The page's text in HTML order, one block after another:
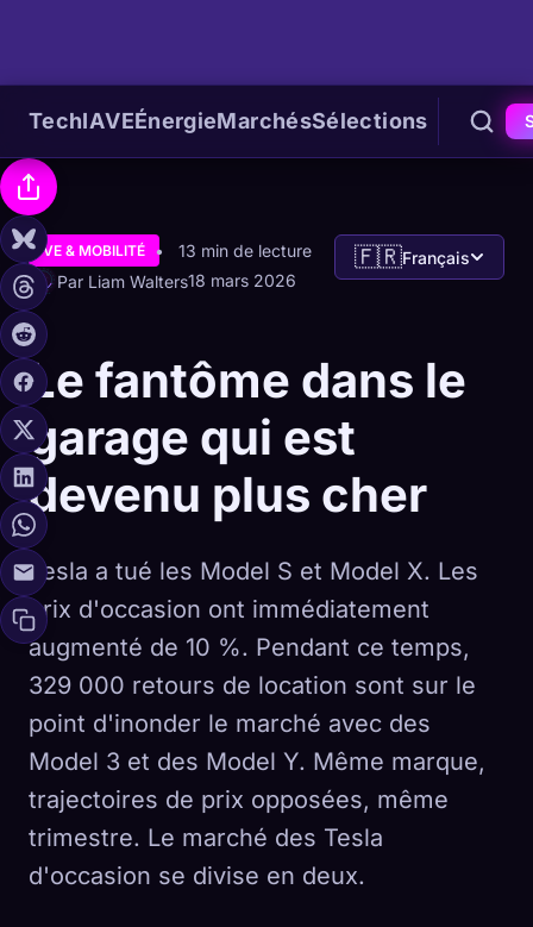
TechIAVEÉnergieMarchésSélections
VE & MOBILITÉ
13 min de lecture
Par Liam Walters18 mars 2026
🇫🇷Français
Le fantôme dans le
garage qui est
devenu plus cher
Tesla a tué les Model S et Model X. Les
prix d'occasion ont immédiatement
augmenté de 10 %. Pendant ce temps,
329 000 retours de location sont sur le
point d'inonder le marché avec des
Model 3 et des Model Y. Même marque,
trajectoires de prix opposées, même
trimestre. Le marché des Tesla
d'occasion se divise en deux.